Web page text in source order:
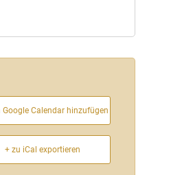
Google Calendar hinzufügen
+ zu iCal exportieren